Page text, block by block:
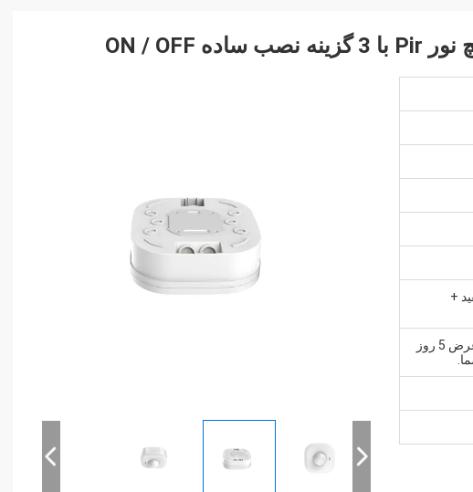
+
1، نمونه و سفارش کوچک: در عرض 5 روز